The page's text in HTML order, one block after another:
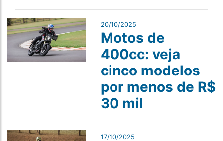
20/10/2025
Motos de
400cc: veja
cinco modelos
por menos de R$
30 mil
17/10/2025